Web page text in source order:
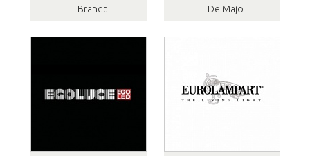
Brandt De Majo